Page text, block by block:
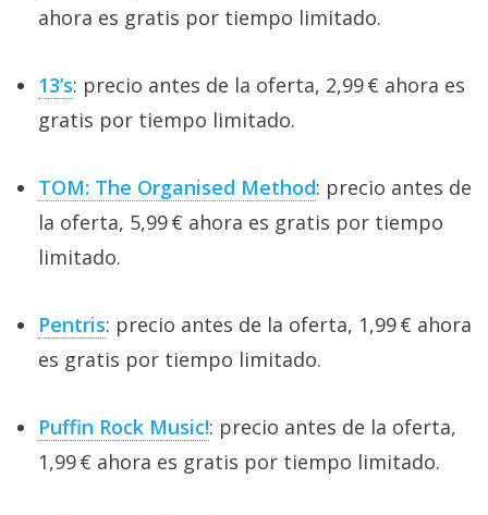
ahora es gratis por tiempo limitado.
13’s: precio antes de la oferta, 2,99 € ahora es
gratis por tiempo limitado.
TOM: The Organised Method: precio antes de
la oferta, 5,99 € ahora es gratis por tiempo
limitado.
Pentris: precio antes de la oferta, 1,99 € ahora
es gratis por tiempo limitado.
Puffin Rock Music!: precio antes de la oferta,
1,99 € ahora es gratis por tiempo limitado.